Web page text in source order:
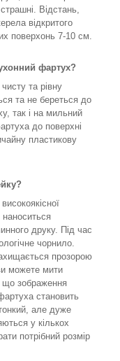
друку. Під час
чорнило.
прозорою
можете мити
що зображення
становить
але дуже
у кількох
потрібний розмір
фартух?
та рівну
та не береться до
так і на мильний
до поверхні
пластикову
Відстань,
відкритого
поверхонь 7-10 см.